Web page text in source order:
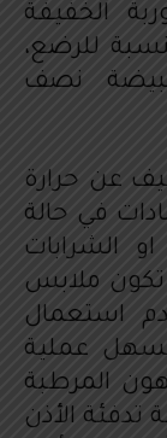
الخفيفة
للرضع،
نصف
عن حرارة
في حالة
الشرابات
تكون ملابس
استعمال
عملية
المرطبة
الأذن